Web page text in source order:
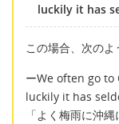
luckily it has
この場合、次のよ
ーWe often go
luckily it has
「よく梅雨に沖